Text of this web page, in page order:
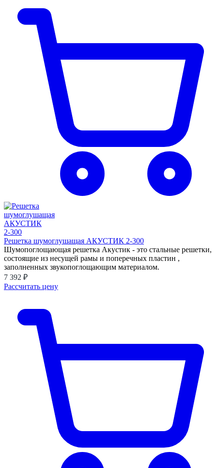
Решетка шумоглушащая АКУСТИК 2-300
Шумопоглощающая решетка Акустик - это стальные решетки,
состоящие из несущей рамы и поперечных пластин ,
заполненных звукопоглощающим материалом.
7 392 ₽
Рассчитать цену